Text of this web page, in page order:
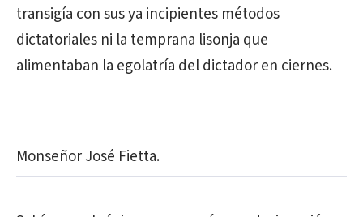
transigía con sus ya incipientes métodos
dictatoriales ni la temprana lisonja que
alimentaban la egolatría del dictador en ciernes.
Monseñor José Fietta.